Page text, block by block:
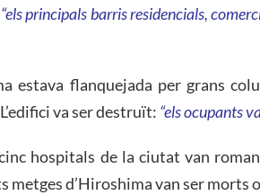
“els principals barris residencials,
estava flanquejada per grans
L’edifici va ser destruït: “els ocupants
hospitals de la ciutat van
metges d’Hiroshima van ser morts